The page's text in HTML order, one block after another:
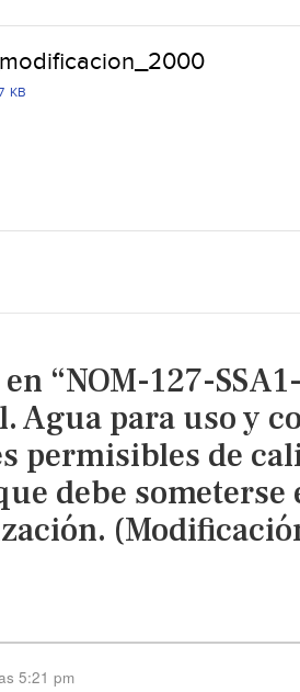
KB
“NOM-127-
Agua para uso y
permisibles de
debe someterse
5:21 pm